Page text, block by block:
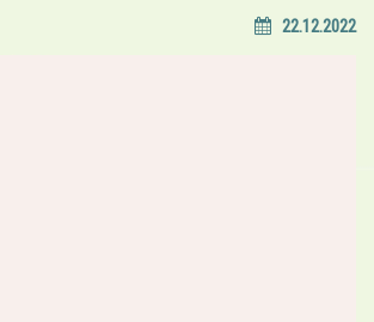
22.12.2022